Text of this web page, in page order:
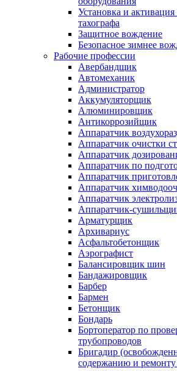
Установка и
тахографа
Защитное вождение
Безопасное зимнее
Рабочие профессии
Авербандщик
Автомеханик
Администратор
Аккумуляторщик
Алюминировщик
Антикоррозийщик
Аппаратчик
Аппаратчик очистки
Аппаратчик
Аппаратчик по
Аппаратчик
Аппаратчик
Аппаратчик
Аппаратчик-
Арматурщик
Архивариус
Асфальтобетонщик
Аэрографист
Балансировщик шин
Бандажировщик
Барбер
Бармен
Бетонщик
Бондарь
Бортоператор по
трубопроводов
Бригадир
содержанию и